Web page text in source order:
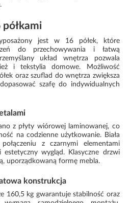
półkami
jest w 16 półek, które
do przechowywania i łatwą
układ wnętrza pozwala
i tekstylia domowe. Możliwość
oraz szuflad do wnętrza zwiększa
szafę do indywidualnych
z płyty wiórowej laminowanej, co
na codzienne użytkowanie. Biała
z czarnymi elementami
wygląd. Klasyczne drzwi
uporządkowaną formę mebla.
konstrukcja
160,5 kg gwarantuje stabilność oraz